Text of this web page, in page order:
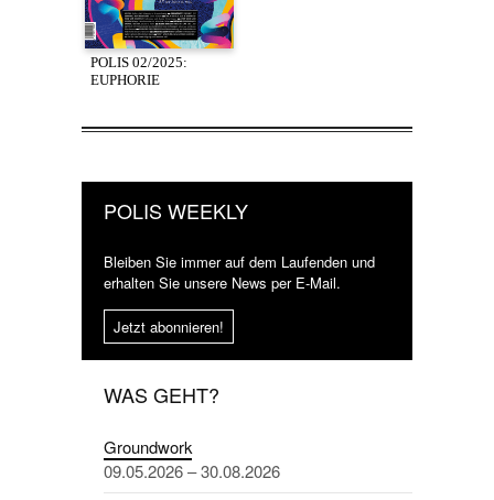
POLIS 02/2025:
EUPHORIE
POLIS WEEKLY
Bleiben Sie immer auf dem Laufenden und
erhalten Sie unsere News per E-Mail.
Jetzt abonnieren!
WAS GEHT?
Groundwork
09.05.2026 – 30.08.2026